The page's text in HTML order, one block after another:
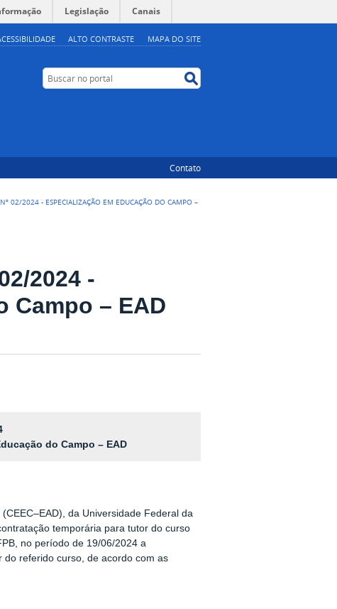
ALTO CONTRASTE MAPA DO SITE
Legislação Canais
Buscar no portal
Contato
02/2024 - ESPECIALIZAÇÃO EM EDUCAÇÃO DO CAMPO –
2024 -
Campo – EAD
do Campo – EAD
da Universidade Federal da
temporária para tutor do curso
no período de 19/06/2024 a
referido curso, de acordo com as